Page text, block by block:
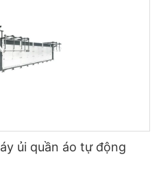
ủi quần áo tự động